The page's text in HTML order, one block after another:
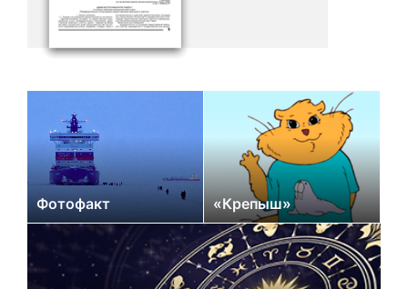
Фотофакт «Крепыш»